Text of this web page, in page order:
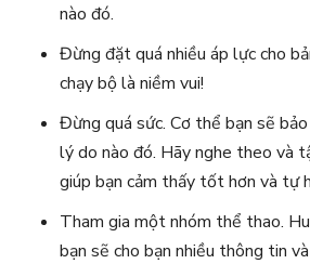
nào đó.
Đừng đặt quá nhiều áp lực cho
chạy bộ là niềm vui!
Đừng quá sức. Cơ thể bạn sẽ
lý do nào đó. Hãy nghe theo và
giúp bạn cảm thấy tốt hơn và tự
Tham gia một nhóm thể thao.
bạn sẽ cho bạn nhiều thông tin